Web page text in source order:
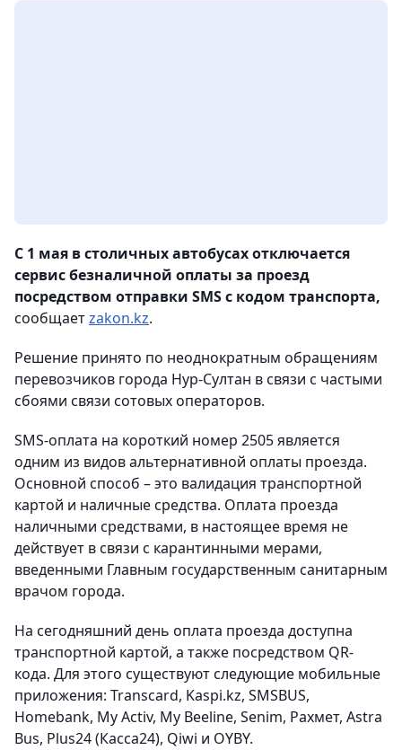
С 1 мая в столичных автобусах отключается
сервис безналичной оплаты за проезд
посредством отправки SMS с кодом транспорта,
сообщаетzakon.kz.
Решение принято по неоднократным обращениям
перевозчиков города Нур-Султан в связи с частыми
сбоями связи сотовых операторов.
SMS-оплата на короткий номер 2505 является
одним из видов альтернативной оплаты проезда.
Основной способ – это валидация транспортной
картой и наличные средства. Оплата проезда
наличными средствами, в настоящее время не
действует в связи с карантинными мерами,
введенными Главным государственным санитарным
врачом города.
На сегодняшний день оплата проезда доступна
транспортной картой, а также посредством QR-
кода. Для этого существуют следующие мобильные
приложения: Transcard, Kaspi.kz, SMSBUS,
Homebank, My Activ, My Beeline, Senim, Рахмет, Astra
Bus, Plus24 (Касса24), Qiwi и OYBY.